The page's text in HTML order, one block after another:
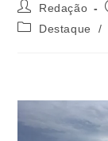
Redação
Destaque
/